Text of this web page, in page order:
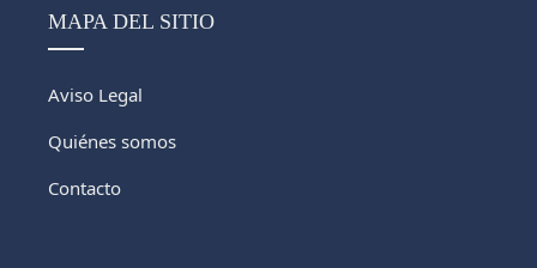
MAPA DEL SITIO
Aviso Legal
Quiénes somos
Contacto